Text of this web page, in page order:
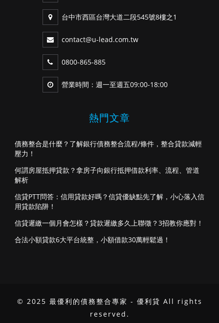
台中市西區台灣大道二段545號8樓之1
contact@u-lead.com.tw
0800-865-885
營業時間：週一至週五09:00-18:00
熱門文章
債務整合是什麼？了解銀行債務整合流程/條件，整合貸款減輕
壓力！
何謂房屋抵押貸款？拿房子向銀行抵押借款利率、流程、管道
解析
信貸PTT問答：信用貸款好嗎？信貸優缺點先了解，小心落入信
用貸款陷阱！
信貸遲繳一個月會怎樣？貸款遲繳多久上聯徵？3招教你應對！
合法小額貸款6大平台統整，小額借款30萬輕鬆過！
© 2025 最優利的債務整合專家 - 優利貸 All rights
reserved.